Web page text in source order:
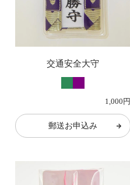
交通安全大守
1,000円
郵送お申込み